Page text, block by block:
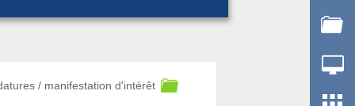
/ manifestation d'intérêt